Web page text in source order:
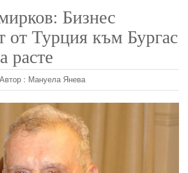
Бизнес
от Турция към Бургас
расте
Автор : Мануела Янева